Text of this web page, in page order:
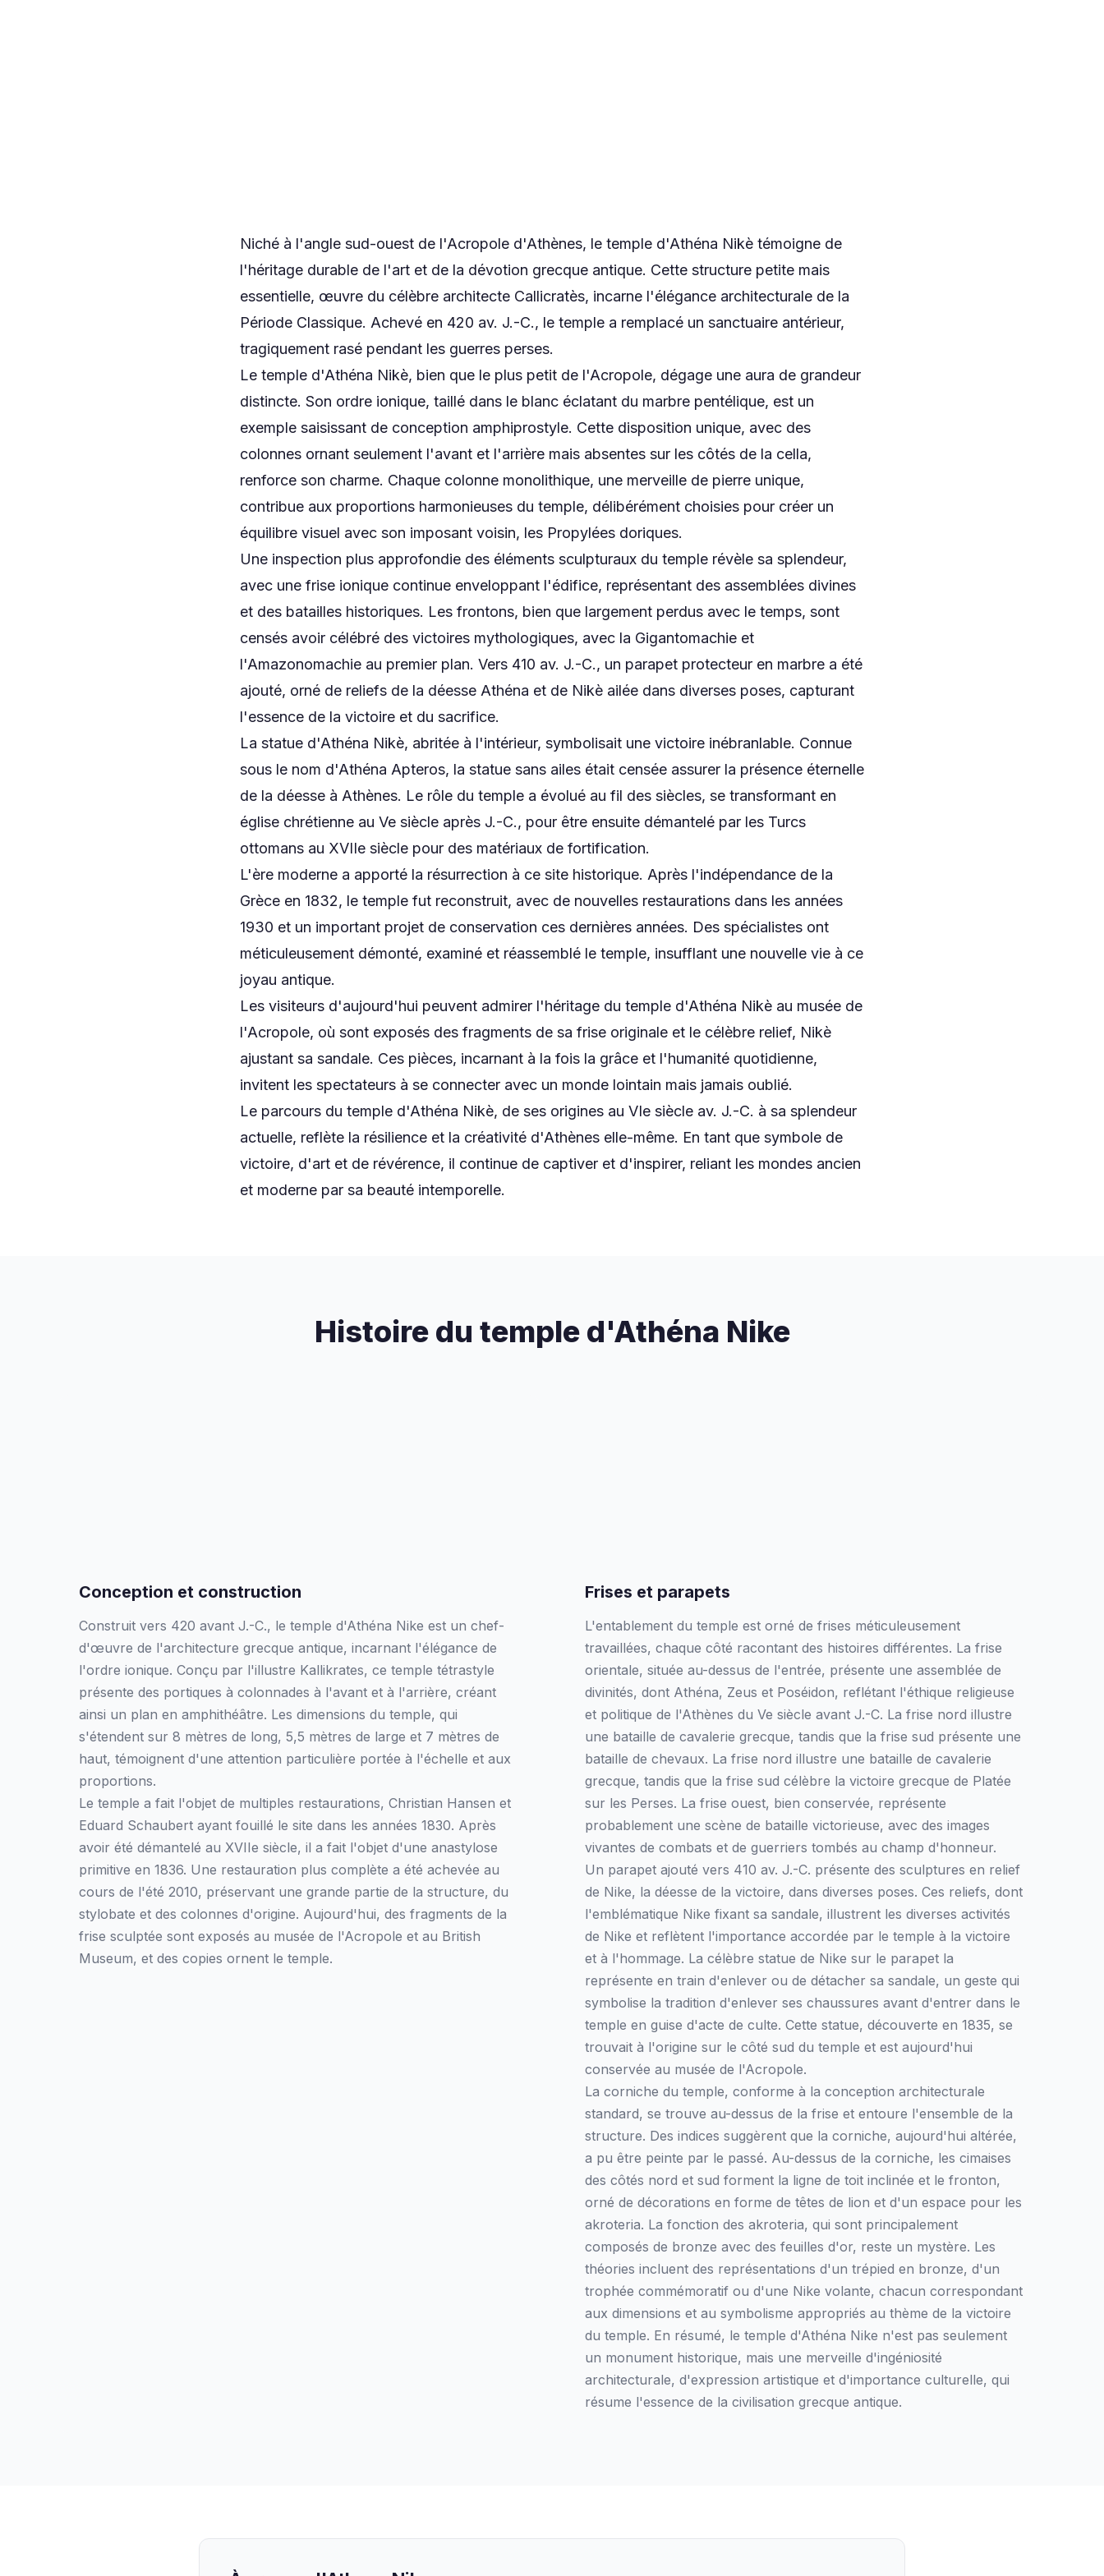
Niché à l'angle sud-ouest de l'Acropole d'Athènes, le temple d'Athéna Nikè témoigne de
l'héritage durable de l'art et de la dévotion grecque antique. Cette structure petite mais
essentielle, œuvre du célèbre architecte Callicratès, incarne l'élégance architecturale de la
Période Classique. Achevé en 420 av. J.-C., le temple a remplacé un sanctuaire antérieur,
tragiquement rasé pendant les guerres perses.
Le temple d'Athéna Nikè, bien que le plus petit de l'Acropole, dégage une aura de grandeur
distincte. Son ordre ionique, taillé dans le blanc éclatant du marbre pentélique, est un
exemple saisissant de conception amphiprostyle. Cette disposition unique, avec des
colonnes ornant seulement l'avant et l'arrière mais absentes sur les côtés de la cella,
renforce son charme. Chaque colonne monolithique, une merveille de pierre unique,
contribue aux proportions harmonieuses du temple, délibérément choisies pour créer un
équilibre visuel avec son imposant voisin, les Propylées doriques.
Une inspection plus approfondie des éléments sculpturaux du temple révèle sa splendeur,
avec une frise ionique continue enveloppant l'édifice, représentant des assemblées divines
et des batailles historiques. Les frontons, bien que largement perdus avec le temps, sont
censés avoir célébré des victoires mythologiques, avec la Gigantomachie et
l'Amazonomachie au premier plan. Vers 410 av. J.-C., un parapet protecteur en marbre a été
ajouté, orné de reliefs de la déesse Athéna et de Nikè ailée dans diverses poses, capturant
l'essence de la victoire et du sacrifice.
La statue d'Athéna Nikè, abritée à l'intérieur, symbolisait une victoire inébranlable. Connue
sous le nom d'Athéna Apteros, la statue sans ailes était censée assurer la présence éternelle
de la déesse à Athènes. Le rôle du temple a évolué au fil des siècles, se transformant en
église chrétienne au Ve siècle après J.-C., pour être ensuite démantelé par les Turcs
ottomans au XVIIe siècle pour des matériaux de fortification.
L'ère moderne a apporté la résurrection à ce site historique. Après l'indépendance de la
Grèce en 1832, le temple fut reconstruit, avec de nouvelles restaurations dans les années
1930 et un important projet de conservation ces dernières années. Des spécialistes ont
méticuleusement démonté, examiné et réassemblé le temple, insufflant une nouvelle vie à ce
joyau antique.
Les visiteurs d'aujourd'hui peuvent admirer l'héritage du temple d'Athéna Nikè au musée de
l'Acropole, où sont exposés des fragments de sa frise originale et le célèbre relief, Nikè
ajustant sa sandale. Ces pièces, incarnant à la fois la grâce et l'humanité quotidienne,
invitent les spectateurs à se connecter avec un monde lointain mais jamais oublié.
Le parcours du temple d'Athéna Nikè, de ses origines au VIe siècle av. J.-C. à sa splendeur
actuelle, reflète la résilience et la créativité d'Athènes elle-même. En tant que symbole de
victoire, d'art et de révérence, il continue de captiver et d'inspirer, reliant les mondes ancien
et moderne par sa beauté intemporelle.
Histoire du temple d'Athéna Nike
Conception et construction
Construit vers 420 avant J.-C., le temple d'Athéna Nike est un chef-
d'œuvre de l'architecture grecque antique, incarnant l'élégance de
l'ordre ionique. Conçu par l'illustre Kallikrates, ce temple tétrastyle
présente des portiques à colonnades à l'avant et à l'arrière, créant
ainsi un plan en amphithéâtre. Les dimensions du temple, qui
s'étendent sur 8 mètres de long, 5,5 mètres de large et 7 mètres de
haut, témoignent d'une attention particulière portée à l'échelle et aux
proportions.
Le temple a fait l'objet de multiples restaurations, Christian Hansen et
Eduard Schaubert ayant fouillé le site dans les années 1830. Après
avoir été démantelé au XVIIe siècle, il a fait l'objet d'une anastylose
primitive en 1836. Une restauration plus complète a été achevée au
cours de l'été 2010, préservant une grande partie de la structure, du
stylobate et des colonnes d'origine. Aujourd'hui, des fragments de la
frise sculptée sont exposés au musée de l'Acropole et au British
Museum, et des copies ornent le temple.
Frises et parapets
L'entablement du temple est orné de frises méticuleusement
travaillées, chaque côté racontant des histoires différentes. La frise
orientale, située au-dessus de l'entrée, présente une assemblée de
divinités, dont Athéna, Zeus et Poséidon, reflétant l'éthique religieuse
et politique de l'Athènes du Ve siècle avant J.-C. La frise nord illustre
une bataille de cavalerie grecque, tandis que la frise sud présente une
bataille de chevaux. La frise nord illustre une bataille de cavalerie
grecque, tandis que la frise sud célèbre la victoire grecque de Platée
sur les Perses. La frise ouest, bien conservée, représente
probablement une scène de bataille victorieuse, avec des images
vivantes de combats et de guerriers tombés au champ d'honneur.
Un parapet ajouté vers 410 av. J.-C. présente des sculptures en relief
de Nike, la déesse de la victoire, dans diverses poses. Ces reliefs, dont
l'emblématique Nike fixant sa sandale, illustrent les diverses activités
de Nike et reflètent l'importance accordée par le temple à la victoire
et à l'hommage. La célèbre statue de Nike sur le parapet la
représente en train d'enlever ou de détacher sa sandale, un geste qui
symbolise la tradition d'enlever ses chaussures avant d'entrer dans le
temple en guise d'acte de culte. Cette statue, découverte en 1835, se
trouvait à l'origine sur le côté sud du temple et est aujourd'hui
conservée au musée de l'Acropole.
La corniche du temple, conforme à la conception architecturale
standard, se trouve au-dessus de la frise et entoure l'ensemble de la
structure. Des indices suggèrent que la corniche, aujourd'hui altérée,
a pu être peinte par le passé. Au-dessus de la corniche, les cimaises
des côtés nord et sud forment la ligne de toit inclinée et le fronton,
orné de décorations en forme de têtes de lion et d'un espace pour les
akroteria. La fonction des akroteria, qui sont principalement
composés de bronze avec des feuilles d'or, reste un mystère. Les
théories incluent des représentations d'un trépied en bronze, d'un
trophée commémoratif ou d'une Nike volante, chacun correspondant
aux dimensions et au symbolisme appropriés au thème de la victoire
du temple. En résumé, le temple d'Athéna Nike n'est pas seulement
un monument historique, mais une merveille d'ingéniosité
architecturale, d'expression artistique et d'importance culturelle, qui
résume l'essence de la civilisation grecque antique.